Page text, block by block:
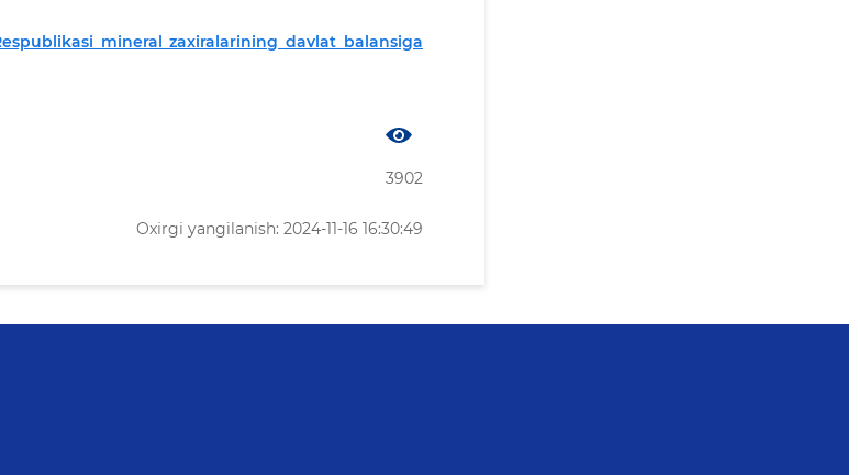
mineral zaxiralarining davlat balansiga
3902
Oxirgi yangilanish: 2024-11-16 16:30:49